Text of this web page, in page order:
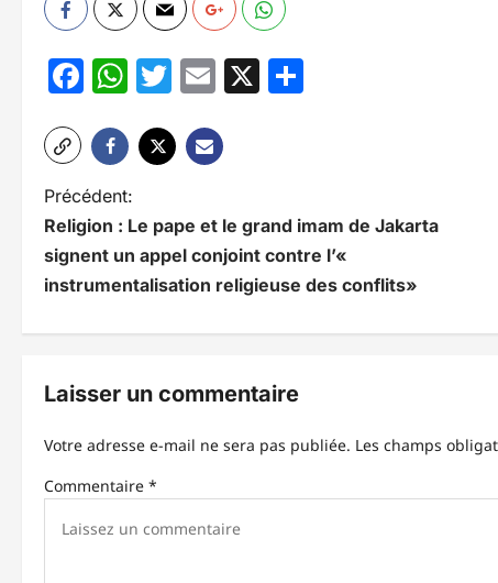
Facebook
WhatsApp
Twitter
Email
X
N
a
v
a
t
i
Précédent:
Religion : Le pape et le grand imam de Jakarta
signent un appel conjoint contre l’«
instrumentalisation religieuse des conflits»
Laisser un commentaire
Votre adresse e-mail ne sera pas publiée. Les champs
Commentaire *